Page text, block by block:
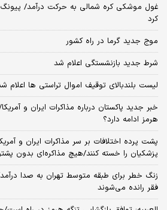
غول موشکی کره شمالی به حرکت درآمد/
کرد
موج جدید گرما در راه کشور
شرط جدید بازنشستگی اعلام شد
لیست بلندبالای توقیف اموال تراستی ها اعلام
خبر جدید پاکستان درباره مذاکرات ایران و
هرمز ادامه دارد؟
پشت پرده اختلافات بر سر مذاکرات ایران و
پزشکیان را خسته کنند/هیچ مذاکره‌ای بدون
زنگ خطر برای طبقه متوسط تهران به صدا
فقر رانده می‌شوند